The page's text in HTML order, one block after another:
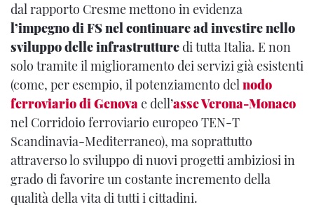
dal rapporto Cresme mettono in evidenza
l’impegno di FS nel continuare ad investire nello
sviluppo delle infrastrutturedi tutta Italia. E non
solo tramite il miglioramento dei servizi già esistenti
(come, per esempio, il potenziamento delnodo
ferroviario di Genovae dell’asse Verona-Monaco
nel Corridoio ferroviario europeo TEN-T
Scandinavia-Mediterraneo), ma soprattutto
attraverso lo sviluppo di nuovi progetti ambiziosi in
grado di favorire un costante incremento della
qualità della vitadi tutti i cittadini.